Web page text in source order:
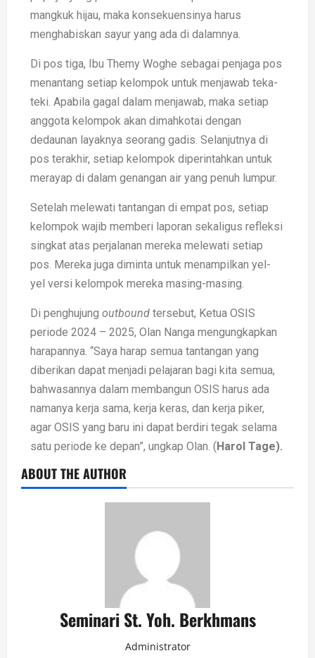
mangkuk hijau, maka konsekuensinya harus
menghabiskan sayur yang ada di dalamnya.
Di pos tiga, Ibu Themy Woghe sebagai penjaga pos
menantang setiap kelompok untuk menjawab teka-
teki. Apabila gagal dalam menjawab, maka setiap
anggota kelompok akan dimahkotai dengan
dedaunan layaknya seorang gadis. Selanjutnya di
pos terakhir, setiap kelompok diperintahkan untuk
merayap di dalam genangan air yang penuh lumpur.
Setelah melewati tantangan di empat pos, setiap
kelompok wajib memberi laporan sekaligus refleksi
singkat atas perjalanan mereka melewati setiap
pos. Mereka juga diminta untuk menampilkan yel-
yel versi kelompok mereka masing-masing.
Di penghujung outbound tersebut, Ketua OSIS
periode 2024 – 2025, Olan Nanga mengungkapkan
harapannya. “Saya harap semua tantangan yang
diberikan dapat menjadi pelajaran bagi kita semua,
bahwasannya dalam membangun OSIS harus ada
namanya kerja sama, kerja keras, dan kerja piker,
agar OSIS yang baru ini dapat berdiri tegak selama
satu periode ke depan”, ungkap Olan. (Harol Tage).
ABOUT THE AUTHOR
Seminari St. Yoh. Berkhmans
Administrator